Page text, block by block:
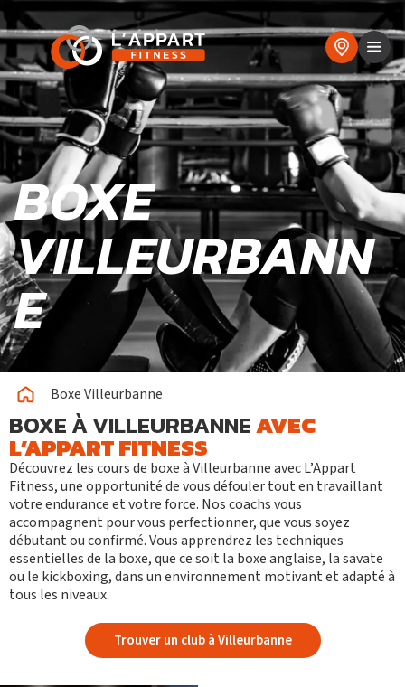
BOXE
VILLEURBANN
E
Boxe Villeurbanne
BOXE À VILLEURBANNEAVEC
L’APPART FITNESS
Découvrez les cours de boxeàVilleurbanne avec L’Appart
Fitness, une opportunité de vous défouler tout en travaillant
votre endurance et votre force. Nos coachs vous
accompagnent pour vous perfectionner, que vous soyez
débutant ou confirmé. Vous apprendrez les techniques
essentielles de la boxe, que ce soit la boxe anglaise, la savate
ou le kickboxing, dans un environnement motivant et adapté à
tous les niveaux.
Trouver un club à Villeurbanne